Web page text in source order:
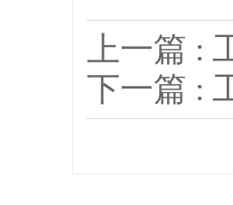
上一篇 :
下一篇 :